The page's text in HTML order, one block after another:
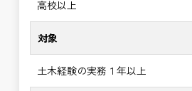
高校以上
対象
土木経験の実務１年以上